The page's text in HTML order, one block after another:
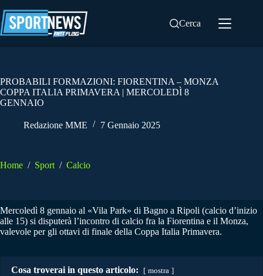
al
contenuto
Cerca
PROBABILI FORMAZIONI: FIORENTINA – MONZA
COPPA ITALIA PRIMAVERA | MERCOLEDÌ 8
GENNAIO
Redazione MME 7 Gennaio 2025
Home / Sport / Calcio
Mercoledì 8 gennaio al «Vila Park» di Bagno a Ripoli (calcio d’inizio
alle 15) si disputerà l’incontro di calcio fra la Fiorentina e il Monza,
valevole per gli ottavi di finale della Coppa Italia Primavera.
Cosa troverai in questo articolo: mostra